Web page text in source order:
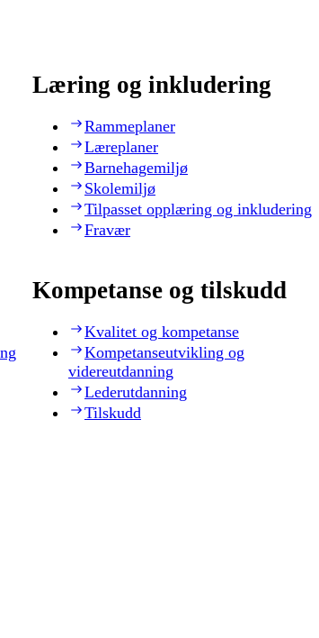
Læring og inkludering
Rammeplaner
Læreplaner
Barnehagemiljø
Skolemiljø
Tilpasset opplæring og inkludering
Fravær
Kompetanse og tilskudd
Kvalitet og kompetanse
Kompetanseutvikling og
videreutdanning
Lederutdanning
Tilskudd